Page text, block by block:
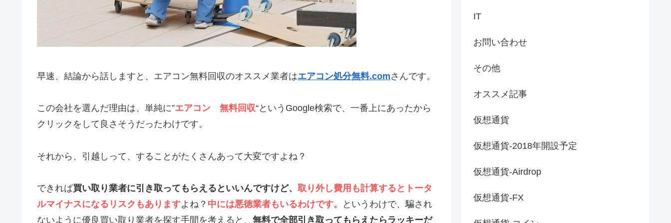
早速、結論から話しますと、エアコン無料回収のオススメ業者はエアコン処分無料.comさんです。
この会社を選んだ理由は、単純に”エアコン 無料回収“というGoogle検索で、一番上にあったから
クリックをして良さそうだったわけです。
それから、引越しって、することがたくさんあって大変ですよね？
できれば買い取り業者に引き取ってもらえるといいんですけど、 取り外し費用も計算するとトータ
ルマイナスになるリスクもありますよね？ 中には悪徳業者もいるわけです。
というわけで、騙され
ないように優良買い取り業者を探す手間を考えると、 無料で全部引き取ってもらえたらラッキーだ
IT
お問い合わせ
その他
オススメ記事
仮想通貨
仮想通貨-2018年開設予定
仮想通貨-Airdrop
仮想通貨-FX